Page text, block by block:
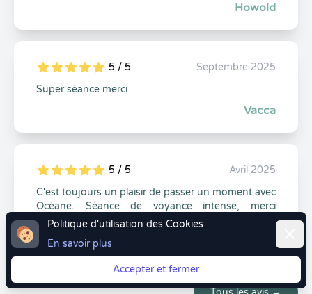
Howold
5
1
5
0 5 / 5
Septembre 2025
Super séance merci
Vacca
5
1
5
0 5 / 5
Avril 2025
C'est toujours un plaisir de passer un moment avec
Océane. Séance de voyance intense, merci
infiniment 🙏✨
Politique d'utilisation des Cookies
En savoir plus
Accepter et fermer